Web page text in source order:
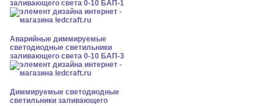
заливающего света 0-10 БАП-1
Аварийные диммируемые
светодиодные светильники
заливающего света 0-10 БАП-3
Диммируемые светодиодные
светильники заливающего